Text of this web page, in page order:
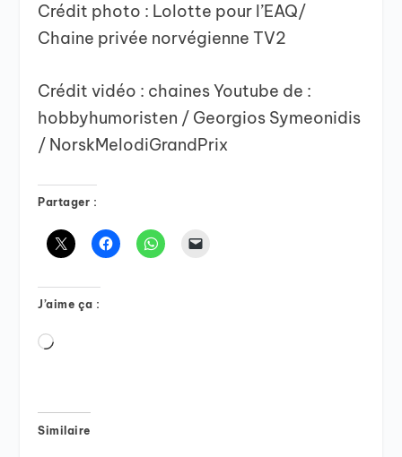
Crédit photo : Lolotte pour l’EAQ/
Chaine privée norvégienne TV2
Crédit vidéo : chaines Youtube de :
hobbyhumoristen / Georgios Symeonidis
/ NorskMelodiGrandPrix
Partager :
J’aime ça :
Chargement…
Similaire